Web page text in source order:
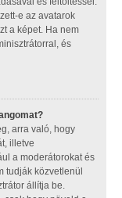
e az avatarok
a képet. Ha nem
és
arra való, hogy
illetve
a moderátorokat és
tudják közvetlenül
állítja be.